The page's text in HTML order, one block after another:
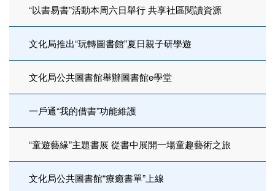
“以書易書”活動本周六日舉行 共享社區閱讀資源
文化局推出“玩轉圖書館”夏日親子研學遊
文化局公共圖書館舉辦圖書館e學堂
一戶通“我的借書”功能維護
“童遊藝緣”主題書展 從書中展開一場童趣藝術之旅
文化局公共圖書館“療癒書單”上線